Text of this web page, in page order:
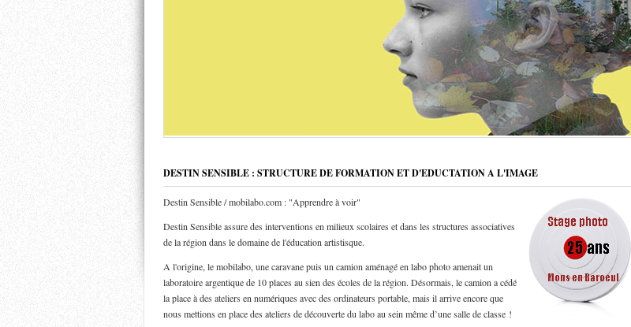
DESTIN SENSIBLE : STRUCTURE DE FORMATION ET D'EDUCTATION A L'IMAGE
Destin Sensible / mobilabo.com : "Apprendre à voir"
Destin Sensible assure des interventions en milieux scolaires et dans les structures associatives
de la région dans le domaine de l'éducation artistisque.
A l'origine, le mobilabo, une caravane puis un camion aménagé en labo photo amenait un
laboratoire argentique de 10 places au sien des écoles de la région. Désormais, le camion a cédé
la place à des ateliers en numériques avec des ordinateurs portable, mais il arrive encore que
nous mettions en place des ateliers de découverte du labo au sein même d’une salle de classe !